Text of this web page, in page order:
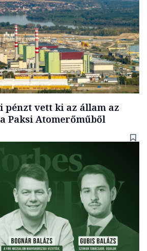
pénzt vett ki az állam az
Paksi Atomerőműből